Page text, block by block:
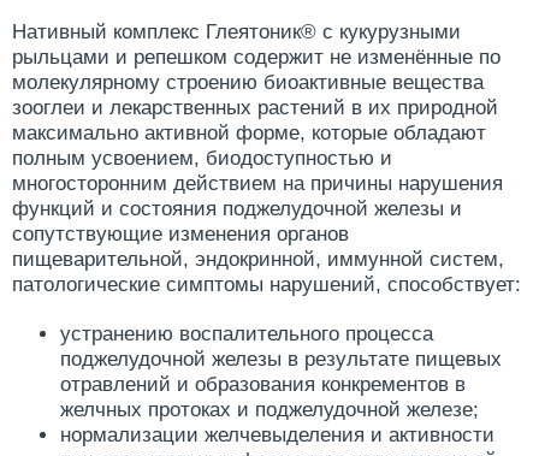
Нативный комплекс Глеятоник® с кукурузными
рыльцами и репешком содержит не изменённые по
молекулярному строению биоактивные вещества
зооглеи и лекарственных растений в их природной
максимально активной форме, которые обладают
полным усвоением, биодоступностью и
многосторонним действием на причины нарушения
функций и состояния поджелудочной железы и
сопутствующие изменения органов
пищеварительной, эндокринной, иммунной систем,
патологические симптомы нарушений, способствует:
устранению воспалительного процесса
поджелудочной железы в результате пищевых
отравлений и образования конкрементов в
желчных протоках и поджелудочной железе;
нормализации желчевыделения и активности